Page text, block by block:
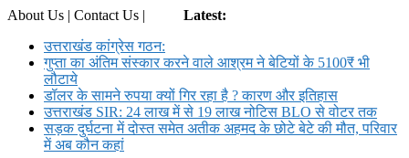
About Us | Contact Us |
Latest:
उत्तराखंड कांग्रेस गठन:
गुप्ता का अंतिम संस्कार करने वाले आश्रम ने बेटियों के 5100₹ भी
लौटाये
डॉलर के सामने रुपया क्यों गिर रहा है ? कारण और इतिहास
उत्तराखंड SIR: 24 लाख में से 19 लाख नोटिस BLO से वोटर तक
सड़क दुर्घटना में दोस्त समेत अतीक अहमद के छोटे बेटे की मौत, परिवार
में अब कौन कहां